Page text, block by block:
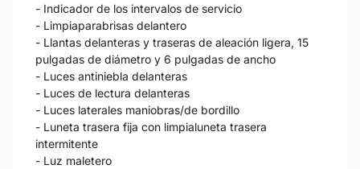
- Indicador de los intervalos de servicio
- Limpiaparabrisas delantero
- Llantas delanteras y traseras de aleación ligera, 15
pulgadas de diámetro y 6 pulgadas de ancho
- Luces antiniebla delanteras
- Luces de lectura delanteras
- Luces laterales maniobras/de bordillo
- Luneta trasera fija con limpialuneta trasera
intermitente
- Luz maletero